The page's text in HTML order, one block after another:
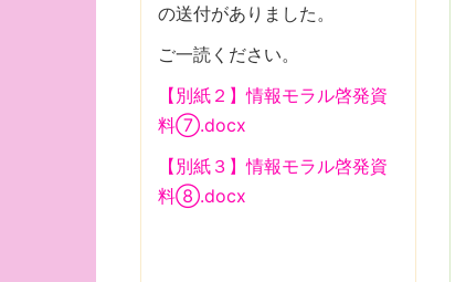
の送付がありました。
ご一読ください。
【別紙２】情報モラル啓発資
料⑦.docx
【別紙３】情報モラル啓発資
料⑧.docx